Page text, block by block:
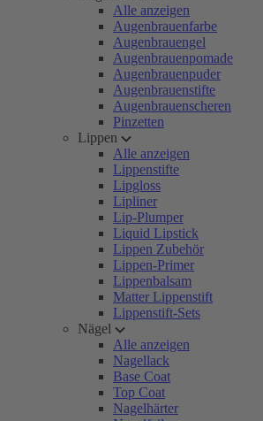
Alle anzeigen
Augenbrauenfarbe
Augenbrauengel
Augenbrauenpomade
Augenbrauenpuder
Augenbrauenstifte
Augenbrauenscheren
Pinzetten
Lippen
Alle anzeigen
Lippenstifte
Lipgloss
Lipliner
Lip-Plumper
Liquid Lipstick
Lippen Zubehör
Lippen-Primer
Lippenbalsam
Matter Lippenstift
Lippenstift-Sets
Nägel
Alle anzeigen
Nagellack
Base Coat
Top Coat
Nagelhärter